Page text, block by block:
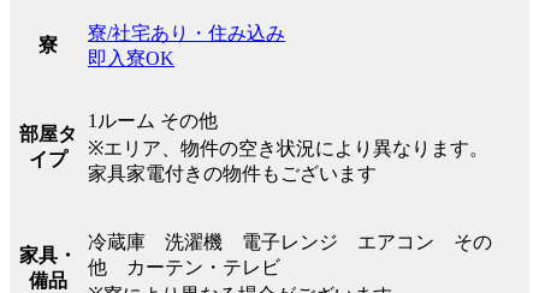
寮
寮/社宅あり・住み込み
即入寮OK
部屋タ
イプ
1ルーム その他
※エリア、物件の空き状況により異なります。
家具家電付きの物件もございます
家具・
備品
冷蔵庫 洗濯機 電子レンジ エアコン その
他 カーテン・テレビ